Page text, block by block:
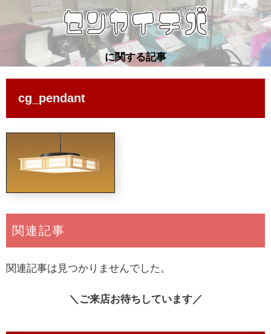
に関する記事
cg_pendant
関連記事
関連記事は見つかりませんでした。
＼ご来店お待ちしています／